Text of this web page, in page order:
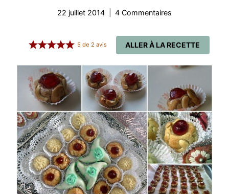
22 juillet 2014 4 Commentaires
ALLER À LA RECETTE
5 de2 avis